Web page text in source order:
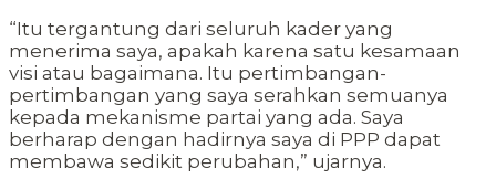
“Itu tergantung dari seluruh kader yang
menerima saya, apakah karena satu kesamaan
visi atau bagaimana. Itu pertimbangan-
pertimbangan yang saya serahkan semuanya
kepada mekanisme partai yang ada. Saya
berharap dengan hadirnya saya di PPP dapat
membawa sedikit perubahan,” ujarnya.